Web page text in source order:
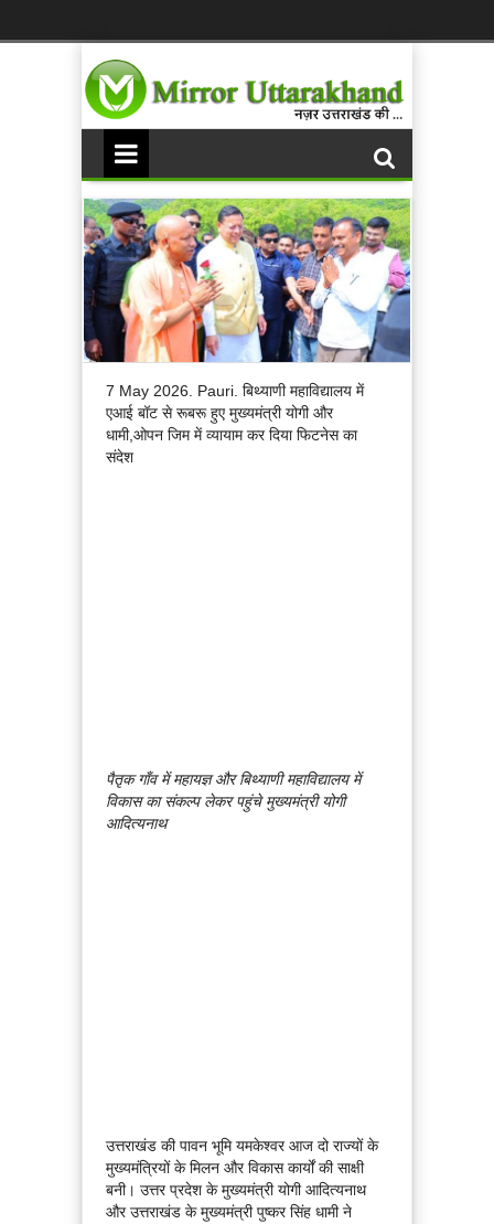
7 May 2026. Pauri. बिथ्याणी महाविद्यालय में
एआई बॉट से रूबरू हुए मुख्यमंत्री योगी और
धामी,ओपन जिम में व्यायाम कर दिया फिटनेस का
संदेश
पैतृक गाँव में महायज्ञ और बिथ्याणी महाविद्यालय में
विकास का संकल्प लेकर पहुंचे मुख्यमंत्री योगी
आदित्यनाथ
उत्तराखंड की पावन भूमि यमकेश्वर आज दो राज्यों के
मुख्यमंत्रियों के मिलन और विकास कार्यों की साक्षी
बनी। उत्तर प्रदेश के मुख्यमंत्री योगी आदित्यनाथ
और उत्तराखंड के मुख्यमंत्री पुष्कर सिंह धामी ने